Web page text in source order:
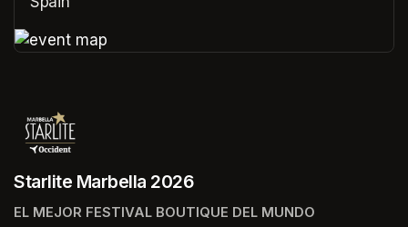
Starlite Marbella 2026
EL MEJOR FESTIVAL BOUTIQUE DEL MUNDO